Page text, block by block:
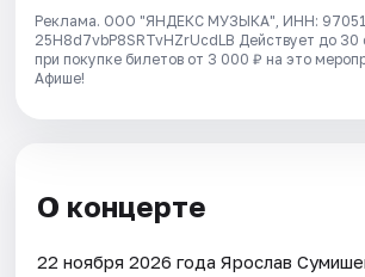
Реклама. ООО "ЯНДЕКС МУЗЫКА", ИНН:
25H8d7vbP8SRTvHZrUcdLB Действует до 30
при покупке билетов от 3 000 ₽ на это
Афише!
О концерте
22 ноября 2026 года Ярослав